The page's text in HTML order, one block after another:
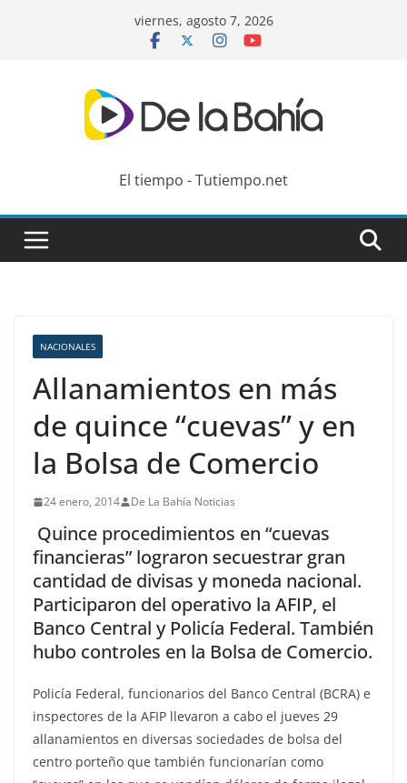
viernes, agosto 7, 2026
El tiempo - Tutiempo.net
NACIONALES
Allanamientos en más
de quince “cuevas” y en
la Bolsa de Comercio
24 enero, 2014 De La Bahía Noticias
Quince procedimientos en “cuevas
financieras” lograron secuestrar gran
cantidad de divisas y moneda nacional.
Participaron del operativo la AFIP, el
Banco Central y Policía Federal. También
hubo controles en la Bolsa de Comercio.
Policía Federal, funcionarios del Banco Central (BCRA) e
inspectores de la AFIP llevaron a cabo el jueves 29
allanamientos en diversas sociedades de bolsa del
centro porteño que también funcionarían como